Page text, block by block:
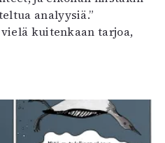
analyysiä.”
kuitenkaan tarjoa,